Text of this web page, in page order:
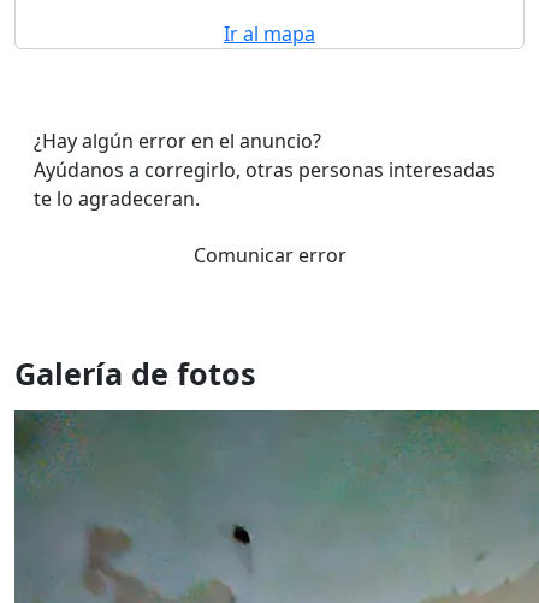
Ir al mapa
¿Hay algún error en el anuncio?
Ayúdanos a corregirlo, otras personas interesadas
te lo agradeceran.
Comunicar error
Galería de fotos